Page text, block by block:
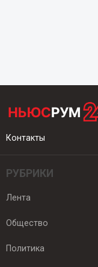
Контакты
РУБРИКИ
Лента
Общество
Политика